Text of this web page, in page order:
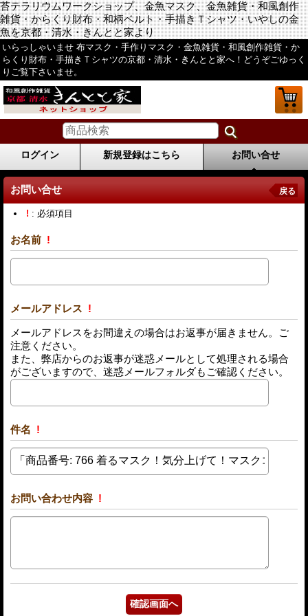
苔テラリウムワークショップ、金魚マスク、金魚雑貨・和風創作
雑貨・からくり財布・和柄ベルト・手描きＴシャツ・いやしの金
魚を京都・清水・きんとと家より
いらっしゃいませ 布マスク・手作りマスク・金魚雑貨・和風創作雑貨・か
らくり財布・手描きＴシャツの京都・清水・きんとと家へ！どうぞごゆっく
りご覧下さいませ。
ログイン 新規登録はこちら お問い合せ
お問い合せ 戻る
! : 必須項目
お名前 !
メールアドレス !
メールアドレスをお間違えの場合はお返事が届きません。ご
注意ください。
また、弊店からのお返事が迷惑メールとして処理される場合
がございますので、迷惑メールフォルダもご確認ください。
件名 !
お問い合わせ内容 !